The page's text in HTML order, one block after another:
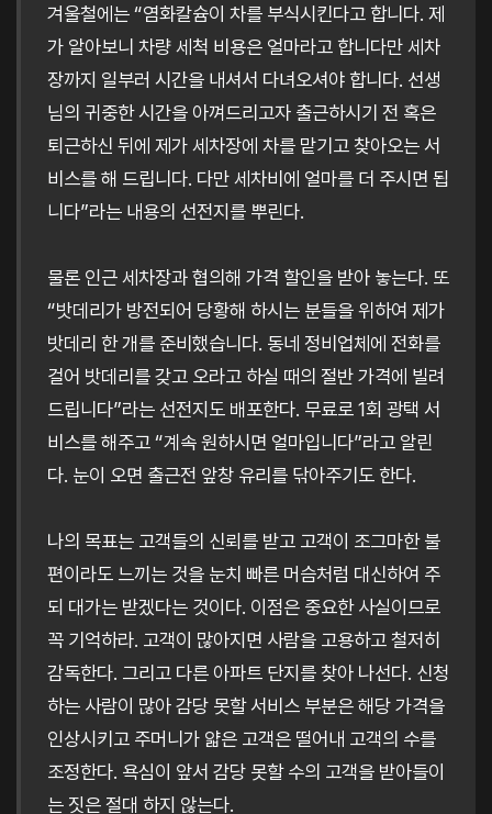
겨울철에는 “염화칼슘이 차를 부식시킨다고 합니다. 제
가 알아보니 차량 세척 비용은 얼마라고 합니다만 세차
장까지 일부러 시간을 내셔서 다녀오셔야 합니다. 선생
님의 귀중한 시간을 아껴드리고자 출근하시기 전 혹은
퇴근하신 뒤에 제가 세차장에 차를 맡기고 찾아오는 서
비스를 해 드립니다. 다만 세차비에 얼마를 더 주시면 됩
니다”라는 내용의 선전지를 뿌린다.
물론 인근 세차장과 협의해 가격 할인을 받아 놓는다. 또
“밧데리가 방전되어 당황해 하시는 분들을 위하여 제가
밧데리 한 개를 준비했습니다. 동네 정비업체에 전화를
걸어 밧데리를 갖고 오라고 하실 때의 절반 가격에 빌려
드립니다”라는 선전지도 배포한다. 무료로 1회 광택 서
비스를 해주고 “계속 원하시면 얼마입니다”라고 알린
다. 눈이 오면 출근전 앞창 유리를 닦아주기도 한다.
나의 목표는 고객들의 신뢰를 받고 고객이 조그마한 불
편이라도 느끼는 것을 눈치 빠른 머슴처럼 대신하여 주
되 대가는 받겠다는 것이다. 이점은 중요한 사실이므로
꼭 기억하라. 고객이 많아지면 사람을 고용하고 철저히
감독한다. 그리고 다른 아파트 단지를 찾아 나선다. 신청
하는 사람이 많아 감당 못할 서비스 부분은 해당 가격을
인상시키고 주머니가 얇은 고객은 떨어내 고객의 수를
조정한다. 욕심이 앞서 감당 못할 수의 고객을 받아들이
는 짓은 절대 하지 않는다.